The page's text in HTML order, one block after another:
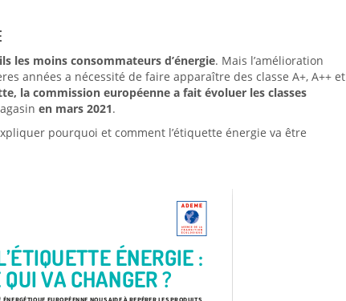
les moins consommateurs d’énergie. Mais l’amélioration
années a nécessité de faire apparaître des classe A+, A++ et
la commission européenne a fait évoluer les classes
en mars 2021.
pourquoi et comment l’étiquette énergie va être